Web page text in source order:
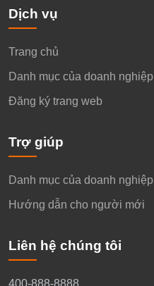
Dịch vụ
Trang chủ
Danh mục của doanh nghiệp
Đăng ký trang web
Trợ giúp
Danh mục của doanh nghiệp
Hướng dẫn cho người mới
Liên hệ chúng tôi
400-888-8888